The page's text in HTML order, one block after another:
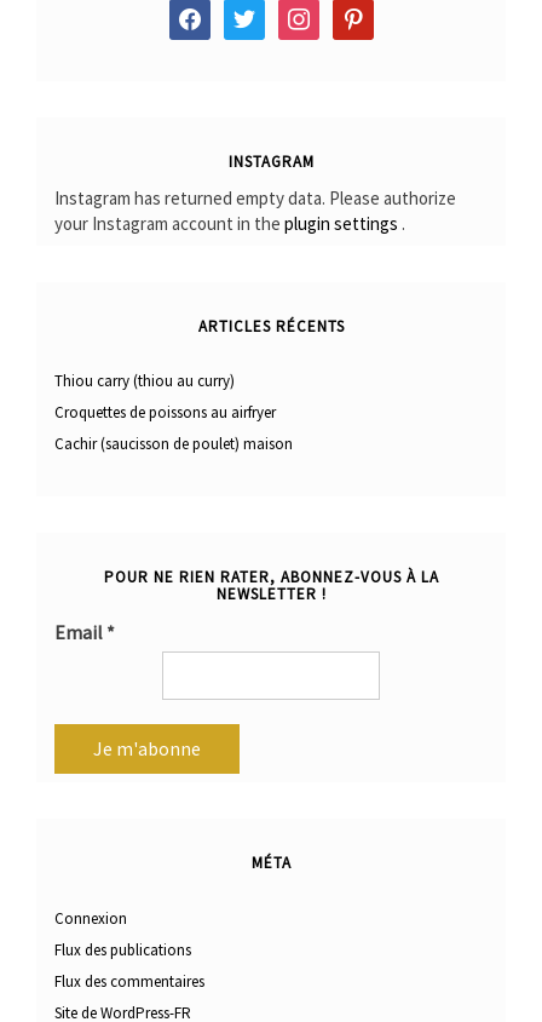
facebook twitter instagram pinterest
INSTAGRAM
Instagram has returned empty data. Please authorize
your Instagram account in the plugin settings .
ARTICLES RÉCENTS
Thiou carry (thiou au curry)
Croquettes de poissons au airfryer
Cachir (saucisson de poulet) maison
POUR NE RIEN RATER, ABONNEZ-VOUS À LA
NEWSLETTER !
Email *
MÉTA
Connexion
Flux des publications
Flux des commentaires
Site de WordPress-FR